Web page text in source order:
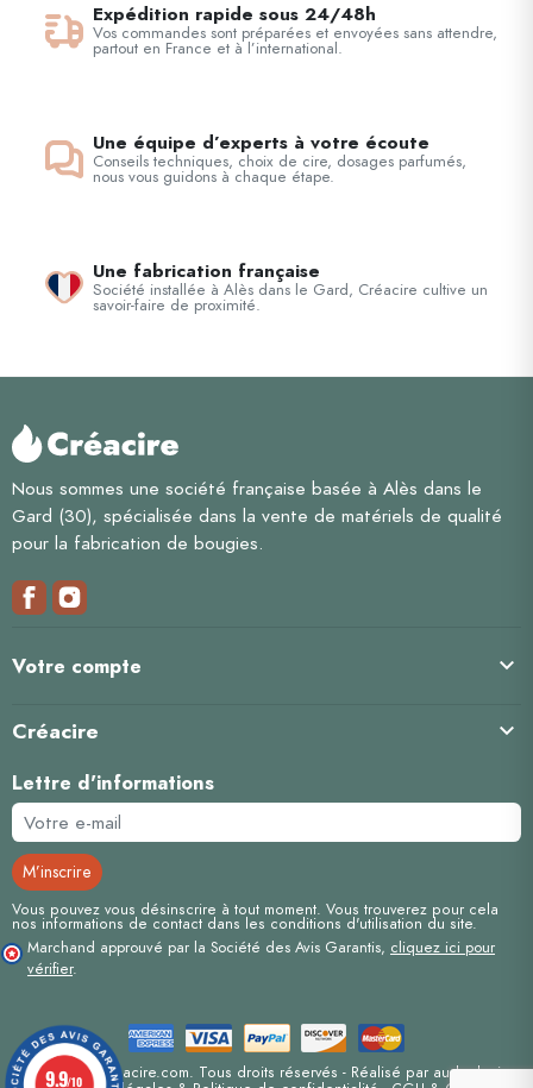
Expédition rapide sous 24/48h
Vos commandes sont préparées et envoyées sans attendre,
partout en France et à l’international.
Une équipe d’experts à votre écoute
Conseils techniques, choix de cire, dosages parfumés,
nous vous guidons à chaque étape.
Une fabrication française
Société installée à Alès dans le Gard, Créacire cultive un
savoir-faire de proximité.
Nous sommes une société française basée à Alès dans le
Gard (30), spécialisée dans la vente de matériels de qualité
pour la fabrication de bougies.
Votre compte 
Créacire 
Lettre d'informations
Vous pouvez vous désinscrire à tout moment. Vous trouverez pour cela
nos informations de contact dans les conditions d'utilisation du site.
Marchand approuvé par la Société des Avis Garantis, cliquez ici pour
vérifier.
Copyright© Creacire.com. Tous droits réservés - Réalisé par auda-design
9.9/10